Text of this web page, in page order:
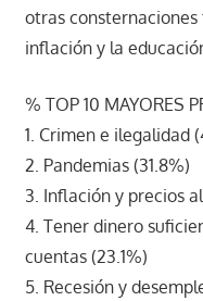
otras
inflación y la
% TOP 10 MAYORES
1. Crimen e ilegalidad
2. Pandemias (31.8%)
3. Inflación y precios
4. Tener dinero
cuentas (23.1%)
5. Recesión y